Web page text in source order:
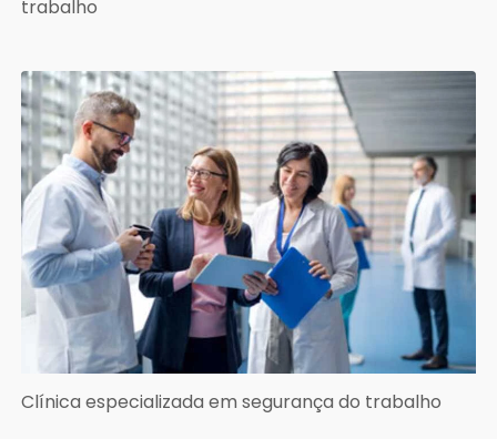
trabalho
Clínica especializada em segurança do trabalho